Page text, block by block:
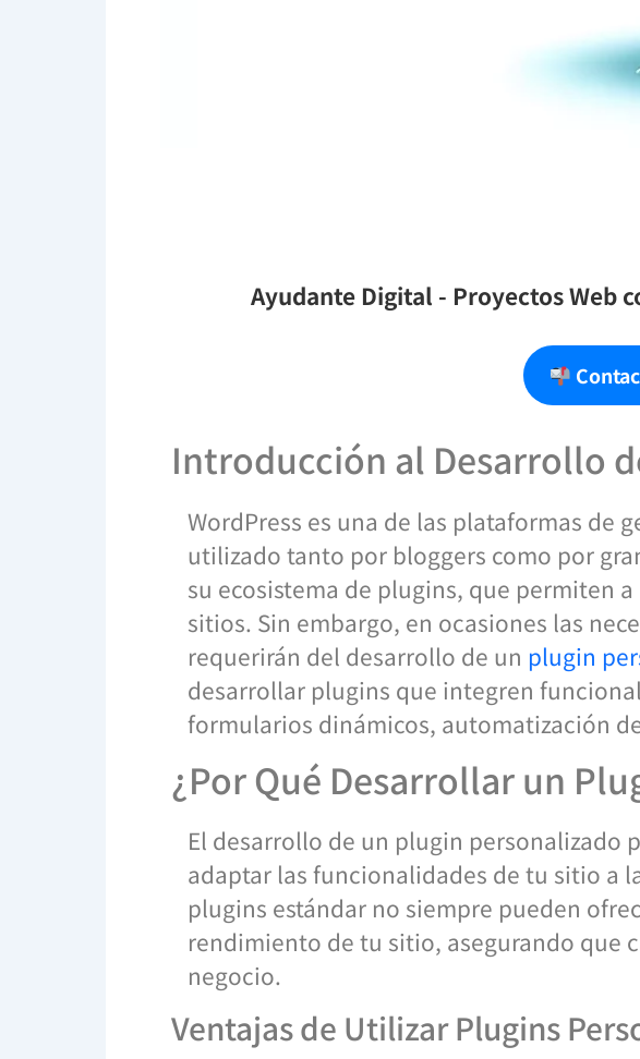
Ayudante Digital - Proyectos Web
Introducción al Desarrollo
WordPress es una de las plataformas de
utilizado tanto por bloggers como por
su ecosistema de plugins, que permiten
sitios. Sin embargo, en ocasiones las
requerirán del desarrollo de un plugin
desarrollar plugins que integren
formularios dinámicos, automatización
¿Por Qué Desarrollar un
El desarrollo de un plugin personalizado
adaptar las funcionalidades de tu sitio a
plugins estándar no siempre pueden
rendimiento de tu sitio, asegurando que
negocio.
Ventajas de Utilizar Plugins